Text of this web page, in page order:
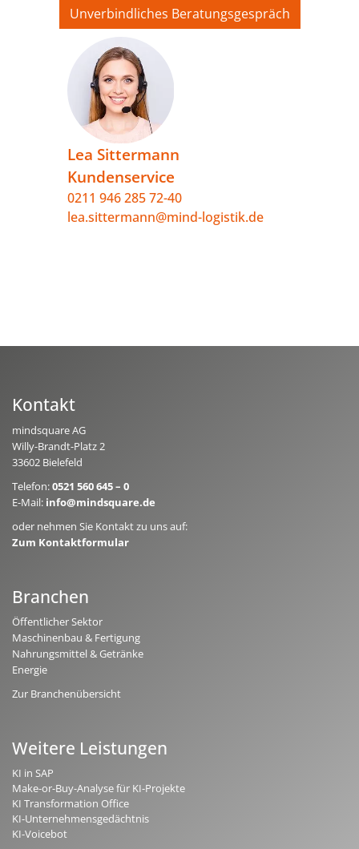
Unverbindliches Beratungsgespräch
Lea Sittermann
Kundenservice
0211 946 285 72-40
lea.sittermann@mind-logistik.de
Kontakt
mindsquare AG
Willy-Brandt-Platz 2
33602 Bielefeld
Telefon:0521 560 645 – 0
E-Mail: info@mindsquare.de
oder nehmen Sie Kontakt zu uns auf:
Zum Kontaktformular
Branchen
Öffentlicher Sektor
Maschinenbau & Fertigung
Nahrungsmittel & Getränke
Energie
Zur Branchenübersicht
Weitere Leistungen
KI in SAP
Make-or-Buy-Analyse für KI-Projekte
KI Transformation Office
KI-Unternehmensgedächtnis
KI-Voicebot